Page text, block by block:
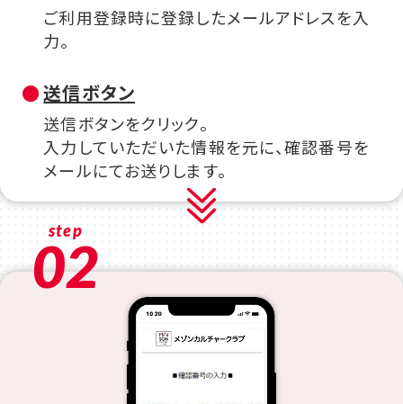
ご利用登録時に登録したメールアドレスを入
力。
送信ボタン
送信ボタンをクリック。
入力していただいた情報を元に、確認番号を
メールにてお送りします。
step
02